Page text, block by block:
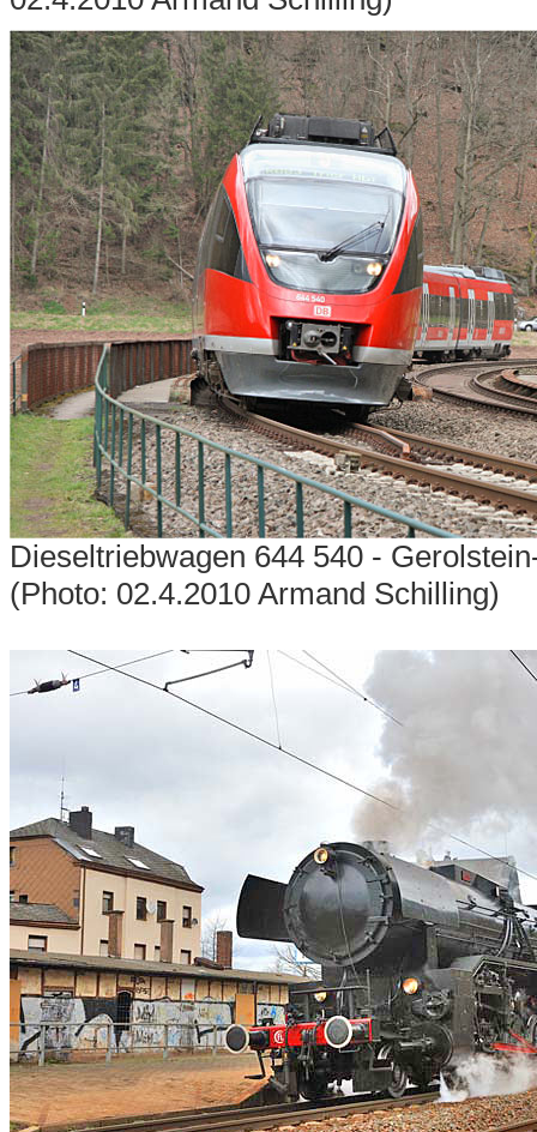
Dieseltriebwagen 644 540 -
(Photo: 02.4.2010 Armand Schilling)